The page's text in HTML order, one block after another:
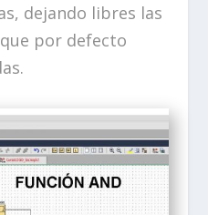
dejando libres las
por defecto